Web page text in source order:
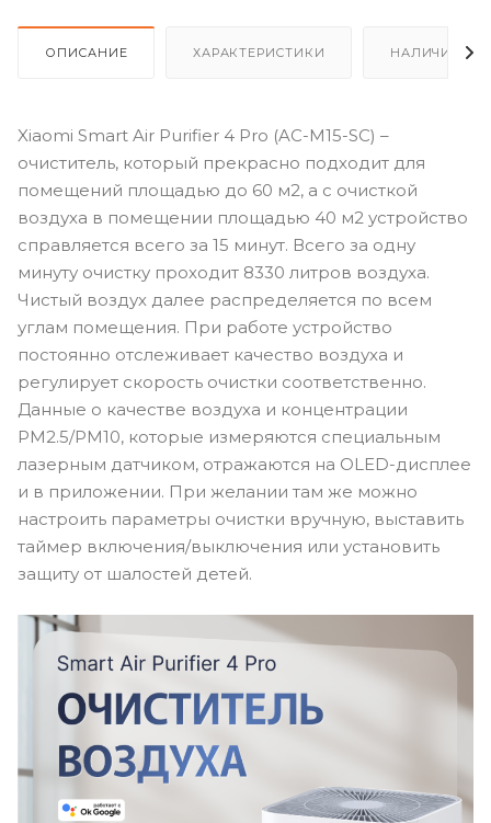
ОПИСАНИЕ ХАРАКТЕРИСТИКИ НАЛИЧИЕ
Xiaomi Smart Air Purifier 4 Pro (AC-M15-SC) –
очиститель, который прекрасно подходит для
помещений площадью до 60 м2, а с очисткой
воздуха в помещении площадью 40 м2 устройство
справляется всего за 15 минут. Всего за одну
минуту очистку проходит 8330 литров воздуха.
Чистый воздух далее распределяется по всем
углам помещения. При работе устройство
постоянно отслеживает качество воздуха и
регулирует скорость очистки соответственно.
Данные о качестве воздуха и концентрации
PM2.5/PM10, которые измеряются специальным
лазерным датчиком, отражаются на OLED-дисплее
и в приложении. При желании там же можно
настроить параметры очистки вручную, выставить
таймер включения/выключения или установить
защиту от шалостей детей.